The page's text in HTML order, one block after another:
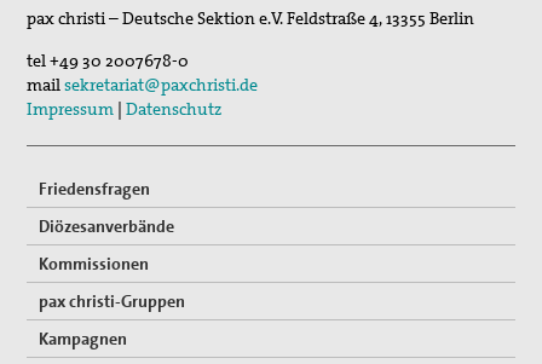
Schweige und höre...
pax christi – Deutsche Sektion e.V.Feldstraße 4,13355 Berlin
tel+49 30 2007678-0
mailsekretariat@paxchristi.de
Impressum |Datenschutz
Friedensfragen
Diözesanverbände
Kommissionen
pax christi-Gruppen
Kampagnen